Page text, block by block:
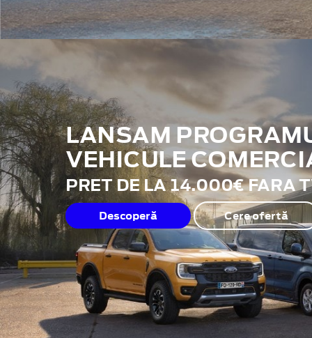
LANSAM
VEHICULE
PRET DE LA 14.000€ FARA
Descoperă Cere ofertă